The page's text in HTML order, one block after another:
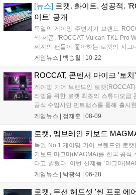
전, 독일의 게이밍 주변기기 브랜드인
[뉴스] 로캣. 화이트. 성공적.
이트' 공개
독일의 게이밍 주변기기 브랜드
색 제품, 'ROCCAT Vulcan TKL Pro
세계의 팬들이 좋아하는 로캣의 시그
었다. 2021년 12월 6일부터 판매될
았다....
게임뉴스 | 백승철 | 10-22
ROCCAT, 콘덴서 마이크 '토
게이밍 기어 브랜드인 로캣
리밍을 위한 로캣 최초의 스튜디오급
공식 수입사인 민트탭스를 통해 출시
품질과 48kHZ샘플링으로 정확한 소
게임뉴스 | 정재훈 | 08-09
로캣, 멤브레인 키보드
독일 No.1 게이밍 기어 브랜드인 로
키보드 마그마(MAGMA)를 한국 공식
다고 밝혔다. 이번 신제품 ‘마그마
으로 빛나고 AIMO와 호환되어 화려
게임뉴스 | 박광석 | 06-28
로캣, 무선 헤드셋 '씬 프로 에